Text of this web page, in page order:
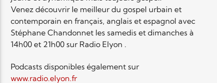
Radio Elyon
Venez découvrir le meilleur du gospel urbain et
contemporain en français, anglais et espagnol avec
Stéphane Chandonnet les samedis et dimanches à
14h00 et 21h00 sur Radio Elyon .
Podcasts disponibles également sur
www.radio.elyon.fr